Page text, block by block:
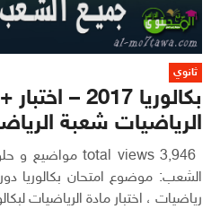
ثانوي
بكالوريا
الرياضيات شعبة
رياضيات ، اختبار مادة الرياضيات